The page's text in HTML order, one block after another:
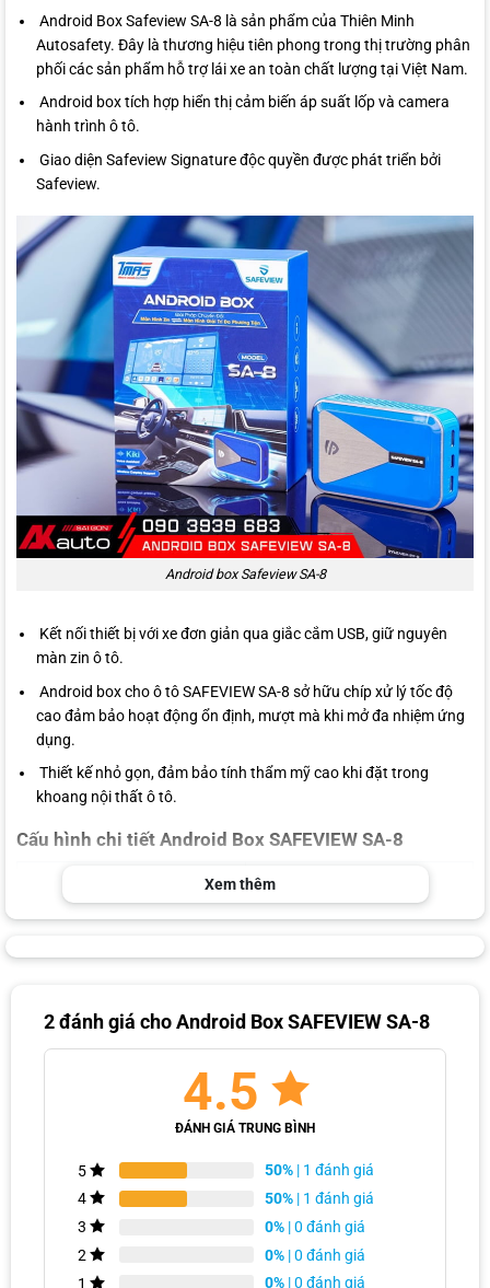
Android Box Safeview SA-8 là sản phẩm của Thiên Minh
Autosafety. Đây là thương hiệu tiên phong trong thị trường phân
phối các sản phẩm hỗ trợ lái xe an toàn chất lượng tại Việt Nam.
Android box tích hợp hiển thị cảm biến áp suất lốp và camera
hành trình ô tô.
Giao diện Safeview Signature độc quyền được phát triển bởi
Safeview.
Android box Safeview SA-8
Kết nối thiết bị với xe đơn giản qua giắc cắm USB, giữ nguyên
màn zin ô tô.
Android box cho ô tô SAFEVIEW SA-8 sở hữu chíp xử lý tốc độ
cao đảm bảo hoạt động ổn định, mượt mà khi mở đa nhiệm ứng
dụng.
Thiết kế nhỏ gọn, đảm bảo tính thẩm mỹ cao khi đặt trong
khoang nội thất ô tô.
Cấu hình chi tiết Android Box SAFEVIEW SA-8
Android Auto Box Safeview SA-
8
Qcta-core 64bit
64GB
Android 10
1x HDMI OUT
1x HDMI in
1x USB in
Type C in
Xem thêm
2 đánh giá choAndroid Box SAFEVIEW SA-8
4.5
ĐÁNH GIÁ TRUNG BÌNH
5 50% | 1 đánh giá
4
50% | 1 đánh giá
3
0% | 0 đánh giá
2
0% | 0 đánh giá
1
0% | 0 đánh giá